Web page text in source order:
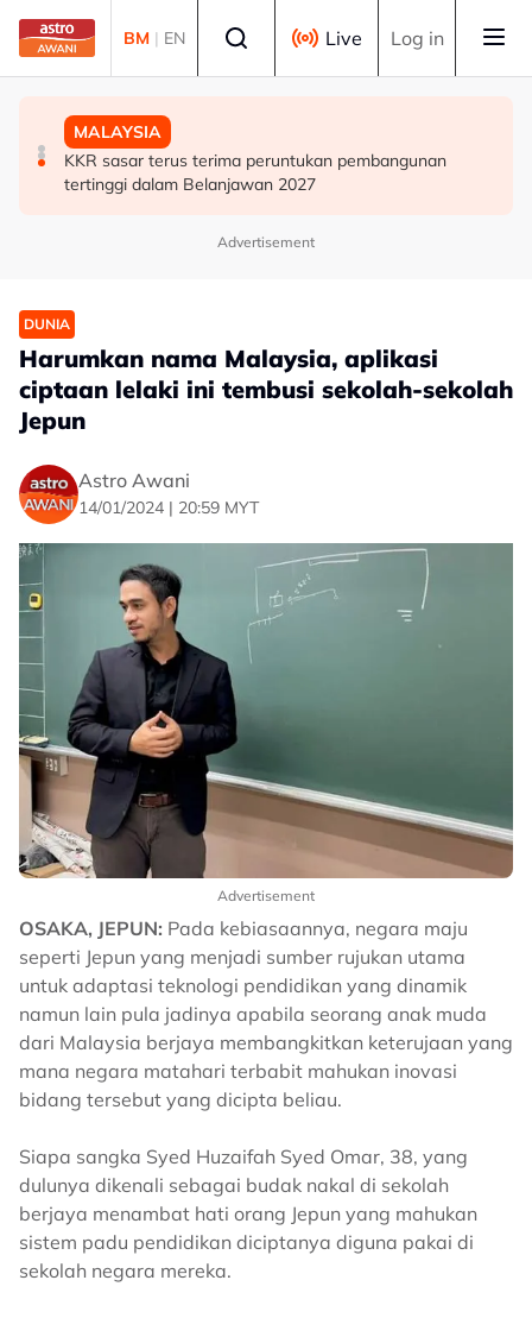
Skip to main content
BM | EN Live Log in
MALAYSIA
RCI Tabung Haji: JPM Hal Ehwal Agama junjung titah
Agong demi integriti
MALAYSIA
KKR sasar terus terima peruntukan pembangunan
tertinggi dalam Belanjawan 2027
DUNIA
Turkiye nafi pakatan pertahanan Mekah sasar Iran
Advertisement
DUNIA
Harumkan nama Malaysia, aplikasi
ciptaan lelaki ini tembusi sekolah-sekolah
Jepun
Astro Awani
14/01/2024 | 20:59 MYT
Advertisement
OSAKA, JEPUN: Pada kebiasaannya, negara maju
seperti Jepun yang menjadi sumber rujukan utama
untuk adaptasi teknologi pendidikan yang dinamik
namun lain pula jadinya apabila seorang anak muda
dari Malaysia berjaya membangkitkan keterujaan yang
mana negara matahari terbabit mahukan inovasi
bidang tersebut yang dicipta beliau.
Siapa sangka Syed Huzaifah Syed Omar, 38, yang
dulunya dikenali sebagai budak nakal di sekolah
berjaya menambat hati orang Jepun yang mahukan
sistem padu pendidikan diciptanya diguna pakai di
sekolah negara mereka.